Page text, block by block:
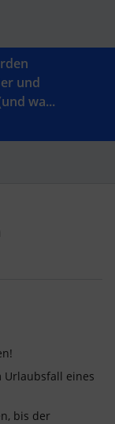
und
wa...
eines
bis der